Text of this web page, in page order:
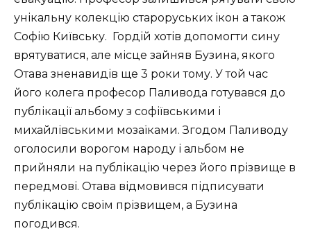
унікальну колекцію староруських ікон а також
Софію Київську. Гордій хотів допомогти сину
врятуватися, але місце зайняв Бузина, якого
Отава зненавидів ще 3 роки тому. У той час
його колега професор Паливода готувався до
публікації альбому з софіївськими і
михайлівськими мозаїками. Згодом Паливоду
оголосили ворогом народу і альбом не
прийняли на публікацію через його прізвище в
передмові. Отава відмовився підписувати
публікацію своїм прізвищем, а Бузина
погодився.